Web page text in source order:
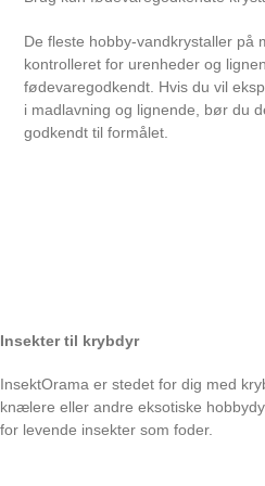
De fleste hobby-vandkrystaller på
kontrolleret for urenheder og
fødevaregodkendt. Hvis du vil
i madlavning og lignende, bør du
godkendt til formålet.
Insekter til krybdyr
InsektOrama er stedet for dig med
knælere eller andre eksotiske
for levende insekter som foder.